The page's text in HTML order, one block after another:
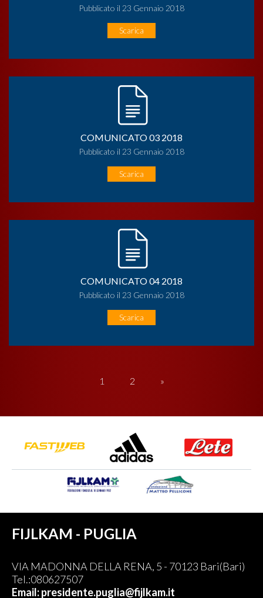
Pubblicato il 23 Gennaio 2018
Scarica
COMUNICATO 03 2018
Pubblicato il 23 Gennaio 2018
Scarica
COMUNICATO 04 2018
Pubblicato il 23 Gennaio 2018
Scarica
1 2 »
FIJLKAM - PUGLIA
VIA MADONNA DELLA RENA, 5 - 70123 Bari(Bari)
Tel.:080627507
Email: presidente.puglia@fijlkam.it